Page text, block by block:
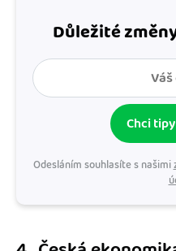
Důležité
Chci
Odesláním souhlasíte s našimi